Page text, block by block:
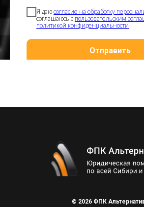
Я даюсогласие на обработку
соглашаюсь с пользовательским
политикой конфиденциальности
Отправить
© 2026 ФПК